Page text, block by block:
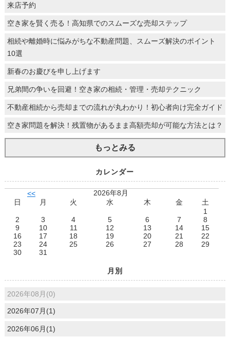
来店予約
空き家を賢く売る！高知県でのスムーズな売却ステップ
相続や離婚時に悩みがちな不動産問題、スムーズ解決のポイント
10選
新春のお慶びを申し上げます
兄弟間の争いを回避！空き家の相続・管理・売却テクニック
不動産相続から売却までの流れが丸わかり！初心者向け完全ガイド
空き家問題を解決！残置物があるまま高額売却が可能な方法とは？
もっとみる
カレンダー
<<
2026年8月
日
月 火 水 木 金
土
1
2
3 4 5 6 7
8
9
10 11 12 13 14
15
16
17 18 19 20 21
22
23
24 25 26 27 28
29
30
31
月別
2026年08月(0)
2026年07月(1)
2026年06月(1)